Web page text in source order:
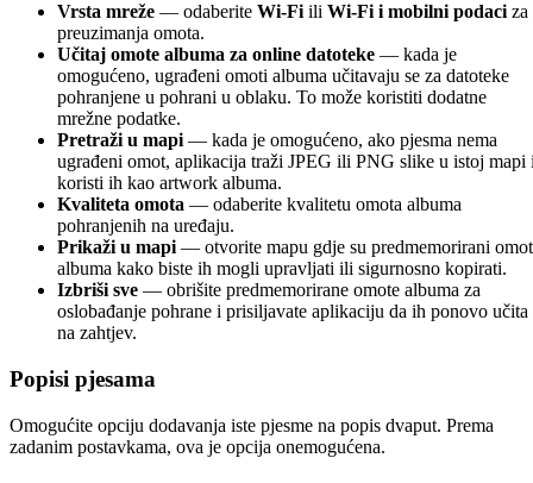
Vrsta mreže — odaberite Wi-Fi ili Wi-Fi i mobilni podaci za
preuzimanja omota.
Učitaj omote albuma za online datoteke — kada je
omogućeno, ugrađeni omoti albuma učitavaju se za datoteke
pohranjene u pohrani u oblaku. To može koristiti dodatne
mrežne podatke.
Pretraži u mapi — kada je omogućeno, ako pjesma nema
ugrađeni omot, aplikacija traži JPEG ili PNG slike u istoj mapi
koristi ih kao artwork albuma.
Kvaliteta omota — odaberite kvalitetu omota albuma
pohranjenih na uređaju.
Prikaži u mapi — otvorite mapu gdje su predmemorirani
albuma kako biste ih mogli upravljati ili sigurnosno kopirati.
Izbriši sve — obrišite predmemorirane omote albuma za
oslobađanje pohrane i prisiljavate aplikaciju da ih ponovo učita
na zahtjev.
Popisi pjesama
Omogućite opciju dodavanja iste pjesme na popis dvaput. Prema
zadanim postavkama, ova je opcija onemogućena.